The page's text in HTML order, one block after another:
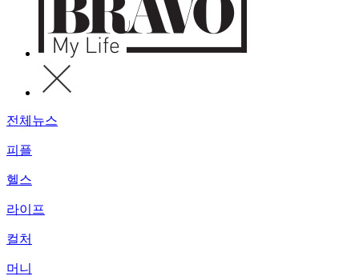
전체뉴스
피플
헬스
라이프
컬처
머니